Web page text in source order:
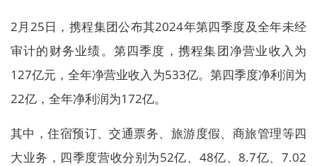
2月25日，携程集团公布其2024年第四季度及全年未经
审计的财务业绩。第四季度，携程集团净营业收入为
127亿元，全年净营业收入为533亿。第四季度净利润为
22亿，全年净利润为172亿。
其中，住宿预订、交通票务、旅游度假、商旅管理等四
大业务，四季度营收分别为52亿、48亿、8.7亿、7.02